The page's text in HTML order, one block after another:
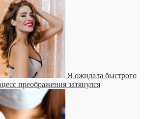
Я ожидала быстрого
преображения затянулся